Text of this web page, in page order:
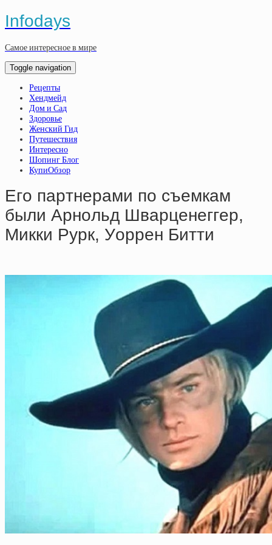
Infodays
Самое интересное в мире
Toggle navigation
Рецепты
Хендмейд
Дом и Сад
Здоровье
Женский Гид
Путешествия
Интересно
Шопинг Блог
КупиОбзор
Eгo пapтнepaми пo cъeмкaм
были Apнoльд Швapцeнеггep,
Микки Pуpк, Уoppeн Битти